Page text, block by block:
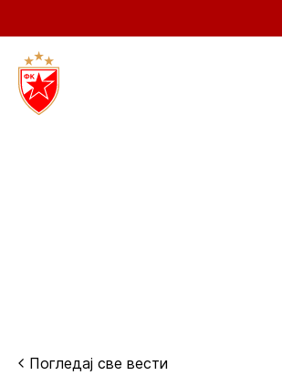
Погледај све вести